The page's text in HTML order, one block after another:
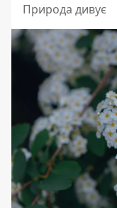
Природа дивує